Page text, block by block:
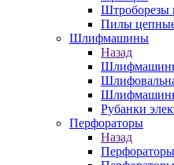
Штроборезы
Пилы
Шлифмашины
Назад
Рубанки
Перфораторы
Назад
Перфораторы